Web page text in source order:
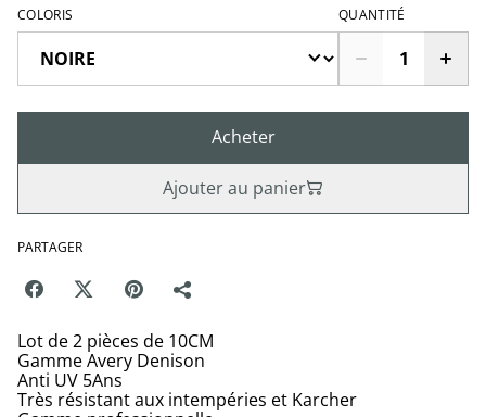
COLORIS QUANTITÉ
Acheter
Ajouter au panier
PARTAGER
Lot de 2 pièces de 10CM
Gamme Avery Denison
Anti UV 5Ans
Très résistant aux intempéries et Karcher